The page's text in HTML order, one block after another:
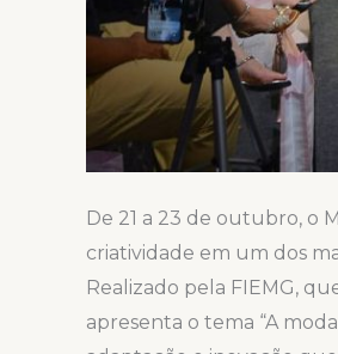
De 21 a 23 de outubro, o
criatividade em um dos
Realizado pela FIEMG,
apresenta o tema “A